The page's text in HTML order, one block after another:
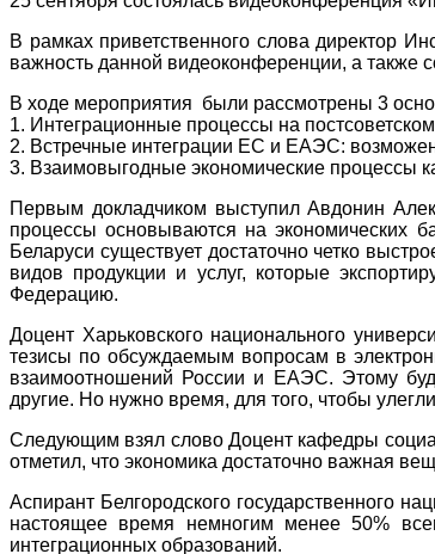
В рамках приветственного слова директор
важность данной видеоконференции, а также
В ходе мероприятия были рассмотрены 3
1. Интеграционные процессы на
2. Встречные интеграции ЕС и ЕАЭС: возможен
3. Взаимовыгодные экономические процессы
Первым докладчиком выступил Авдонин
процессы основываются на экономических
Беларуси существует достаточно четко
видов продукции и услуг, которые
Федерацию.
Доцент Харьковского национального
тезисы по обсуждаемым вопросам в
взаимоотношений России и ЕАЭС. Этому
другие. Но нужно время, для того, чтобы
Следующим взял слово Доцент кафедры
отметил, что экономика достаточно важная
Аспирант Белгородского государственного
настоящее время немногим менее 50%
интеграционных образований.